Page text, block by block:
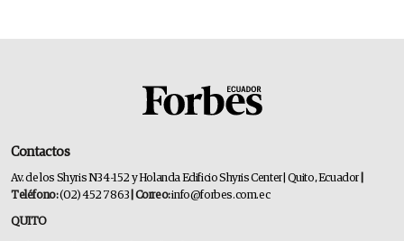
Contactos
Av. de los Shyris N34-152 y Holanda Edificio Shyris Center | Quito, Ecuador
Teléfono:(02) 452 7863 | Correo:info@forbes.com.ec
QUITO